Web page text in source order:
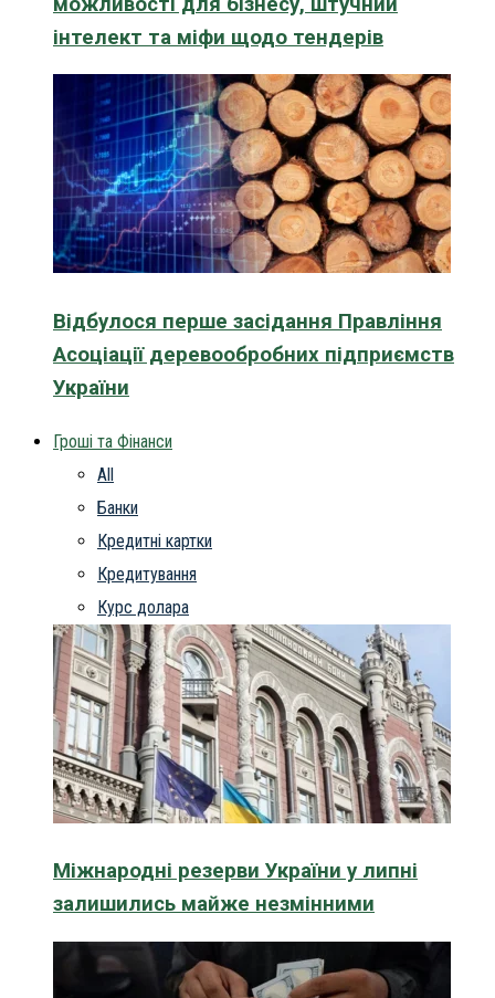
інтелект та міфи щодо тендерів
Відбулося перше засідання Правління
Асоціації деревообробних підприємств
України
Гроші та Фінанси
All
Банки
Кредитні картки
Кредитування
Курс долара
Міжнародні резерви України у липні
залишились майже незмінними